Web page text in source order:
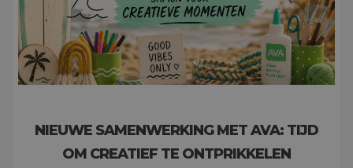
NIEUWE SAMENWERKING MET AVA: TIJD
OM CREATIEF TE ONTPRIKKELEN